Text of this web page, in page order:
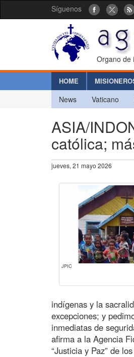
Síguenos
Organo de
HOME
News Vaticano
ASIA/
católica;
jueves, 21 mayo 2026
JPIC
indígenas y la
excepciones; y
inmediatas de
afirma a la Agencia
“Justicia y Paz” de